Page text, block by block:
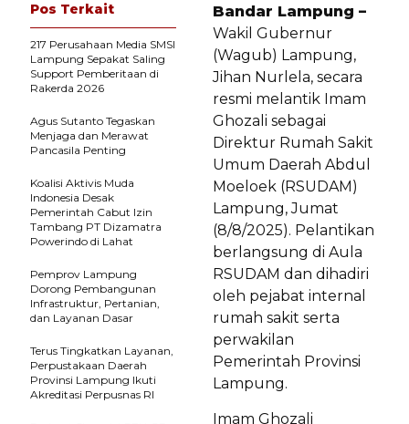
Bandar Lampung –
Wakil Gubernur
(Wagub) Lampung,
Jihan Nurlela, secara
resmi melantik Imam
Ghozali sebagai
Direktur Rumah Sakit
Umum Daerah Abdul
Moeloek (RSUDAM)
Lampung, Jumat
(8/8/2025). Pelantikan
berlangsung di Aula
RSUDAM dan dihadiri
oleh pejabat internal
rumah sakit serta
perwakilan
Pemerintah Provinsi
Lampung.
Imam Ghozali
Pos Terkait
217 Perusahaan Media SMSI
Lampung Sepakat Saling
Support Pemberitaan di
Rakerda 2026
Agus Sutanto Tegaskan
Menjaga dan Merawat
Pancasila Penting
Koalisi Aktivis Muda
Indonesia Desak
Pemerintah Cabut Izin
Tambang PT Dizamatra
Powerindo di Lahat
Pemprov Lampung
Dorong Pembangunan
Infrastruktur, Pertanian,
dan Layanan Dasar
Terus Tingkatkan Layanan,
Perpustakaan Daerah
Provinsi Lampung Ikuti
Akreditasi Perpusnas RI